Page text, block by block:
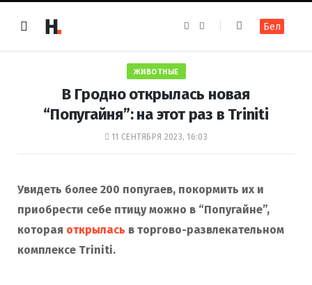
e
k
t
m
Бел
ЖИВОТНЫЕ
В Гродно открылась новая
“Попугайня”: на этот раз в Triniti
11 СЕНТЯБРЯ 2023, 16:03
Увидеть более 200 попугаев, покормить их и
приобрести себе птицу можно в “Попугайне”,
которая открылась в торгово-развлекательном
комплексе Triniti.